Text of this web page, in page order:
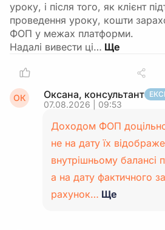
уроку, і після того, як клієнт
проведення уроку, кошти
ФОП у межах платформи.
Надалі вивести ці…
ОК Оксана, консультант
07.08.2026 | 09:53
Доходом ФОП
не на дату їх
внутрішньому балансі
а на дату фактичного
рахунок… Ще